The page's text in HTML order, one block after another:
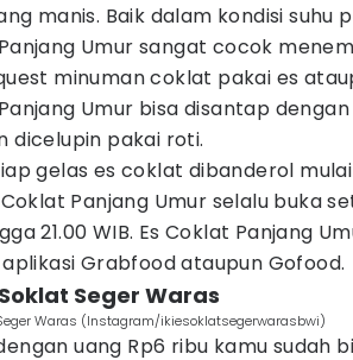
manis. Baik dalam kondisi suhu
Umur sangat cocok
minuman coklat pakai es
Umur bisa disantap
dicelupin pakai roti.
gelas es coklat dibanderol mulai
Panjang Umur selalu buka
21.00 WIB. Es Coklat Panjang
Grabfood ataupun Gofood.
Seger Waras
Waras (Instagram/ikiesoklatsegerwarasbwi)
uang Rp6 ribu kamu sudah